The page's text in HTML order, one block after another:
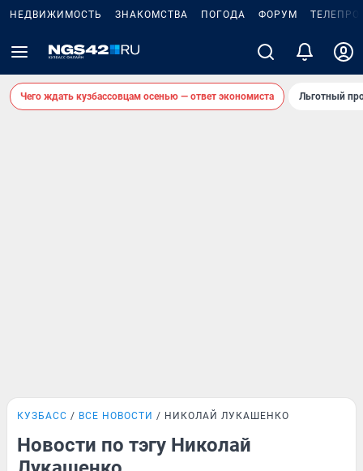
НЕДВИЖИМОСТЬ ЗНАКОМСТВА ПОГОДА ФОРУМ
Чего ждать кузбассовцам осенью — ответ экономиста Льготный
КУЗБАСС ВСЕ НОВОСТИ НИКОЛАЙ ЛУКАШЕНКО
Новости по тэгу Николай